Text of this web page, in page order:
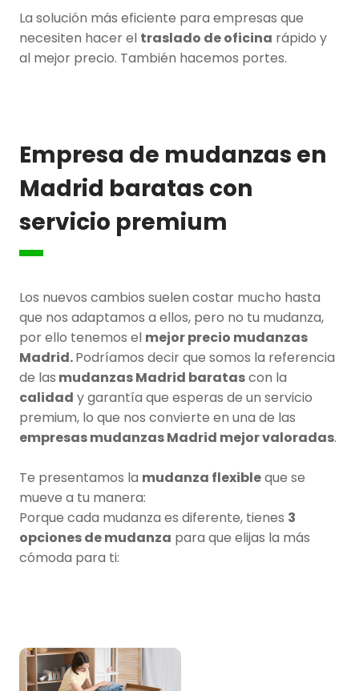
La solución más eficiente para empresas que
necesiten hacer el traslado de oficina rápido y
al mejor precio. También hacemos portes.
Empresa de mudanzas en
Madrid baratas con
servicio premium
Los nuevos cambios suelen costar mucho hasta
que nos adaptamos a ellos, pero no tu mudanza,
por ello tenemos el mejor precio mudanzas
Madrid.Podríamos decir que somos la referencia
de las mudanzas Madrid baratascon la
calidad y garantía que esperas de un servicio
premium, lo que nos convierte en una de las
empresas mudanzas Madrid mejor valoradas.
Te presentamos la mudanza flexibleque se
mueve a tu manera:
Porque cada mudanza es diferente, tienes 3
opciones de mudanza para que elijas la más
cómoda para ti: